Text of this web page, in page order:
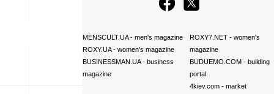
MENSCULT.UA- men's magazine
ROXY.UA- women's magazine
BUSINESSMAN.UA- business
magazine
ROXY7.NET- women's
magazine
BUDUEMO.COM- building
portal
4kiev.com- market